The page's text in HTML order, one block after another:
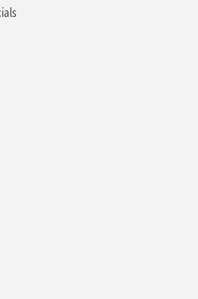
das Unternehmen damit alle am
Euro kommt vor allem der
zugute. Moderne
von 2500 m² werden von einer
ergänzt und ermöglichen die
Entwicklungs- und
Einsatzort legen Ventilatoren oft
und Transport können die
beeinflussen. Deshalb
Transport entstehen können,
anhaltenden Schwingungen
simuliert. In Klimaschränken
Temperaturwechseln ausgesetzt,